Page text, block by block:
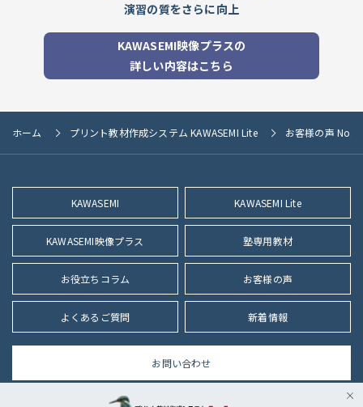
演習の質をさらに向上
KAWASEMI映像プラスの
詳しい内容はこちら
ホーム プリント教材作成システム KAWASEMI Lite お客様の声
KAWASEMI KAWASEMI Lite
KAWASEMI映像プラス 塾専用教材
お役立ちコラム お客様の声
よくあるご質問 新着情報
お問い合わせ